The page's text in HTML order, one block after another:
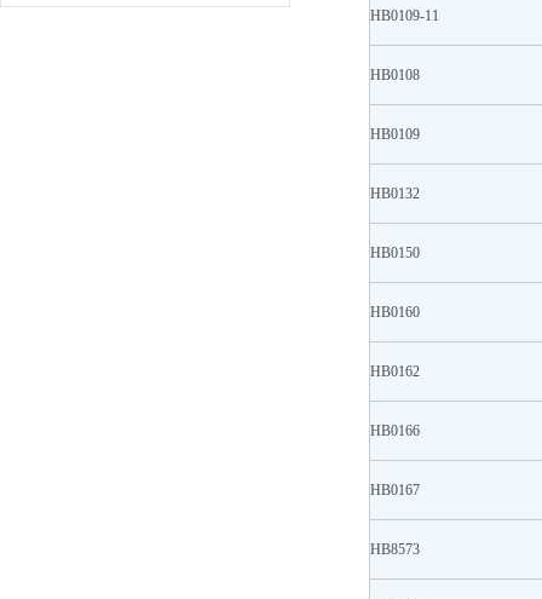
HB0109-11
HB0108
HB0109
HB0132
HB0150
HB0160
HB0162
HB0166
HB0167
HB8573